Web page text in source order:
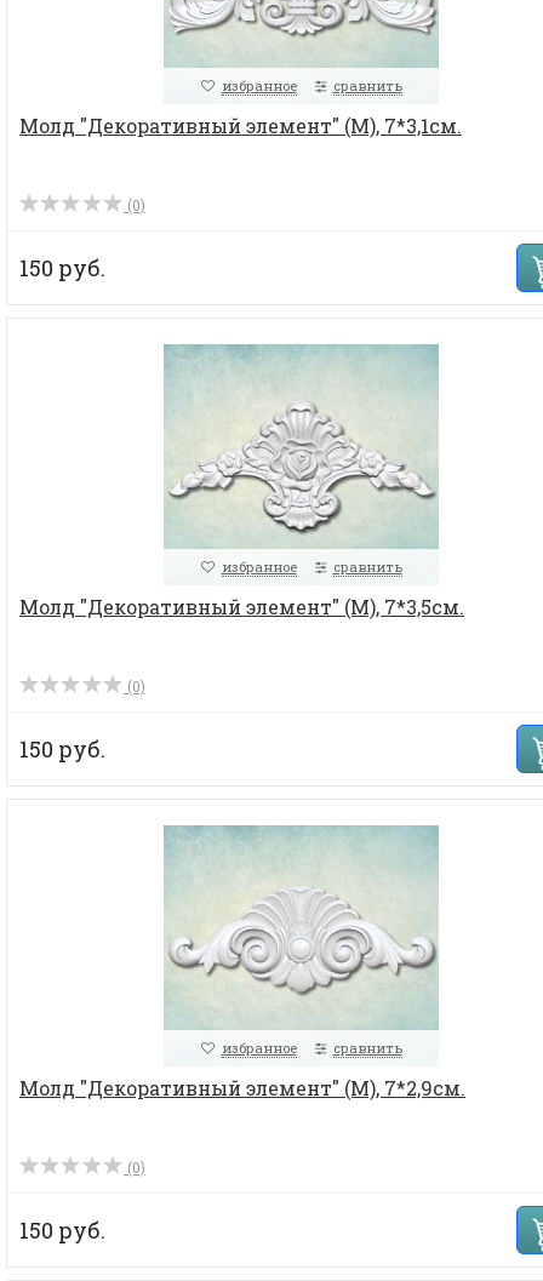
избранное сравнить
Молд "Декоративный элемент" (M), 7*3,1см.
(0)
150 руб.
избранное сравнить
Молд "Декоративный элемент" (M), 7*3,5см.
(0)
150 руб.
избранное сравнить
Молд "Декоративный элемент" (M), 7*2,9см.
(0)
150 руб.